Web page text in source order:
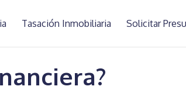
Tasación Inmobiliaria Solicitar